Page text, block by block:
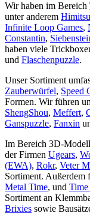
Wir haben im Bereich
unter anderem
Infinite Loop Games,
Constantin,
haben viele
und Flaschenpuzzle.
Unser Sortiment
Zauberwürfel, Speed
Formen. Wir führen
ShengShou, Meffert,
Ganspuzzle, Fanxin
Im Bereich 3D-
der Firmen Ugears,
(EWA), Rokr, Veter
Sortiment. Außerdem
Metal Time, und
Sortiment an
Brixies sowie